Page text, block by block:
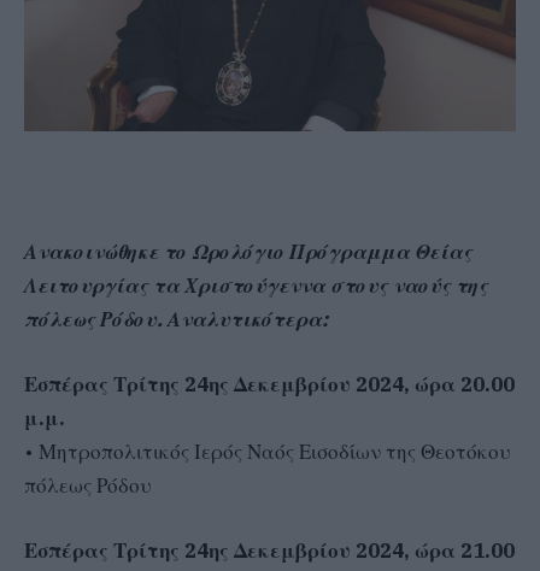
Ανακοινώθηκε το Ωρολόγιο Πρόγραμμα Θείας
Λειτουργίας τα Χριστούγεννα στους ναούς της
πόλεως Ρόδου. Αναλυτικότερα:
Εσπέρας Τρίτης 24ης Δεκεμβρίου 2024, ώρα 20.00
μ.μ.
• Μητροπολιτικός Ιερός Ναός Εισοδίων της Θεοτόκου
πόλεως Ρόδου
Εσπέρας Τρίτης 24ης Δεκεμβρίου 2024, ώρα 21.00